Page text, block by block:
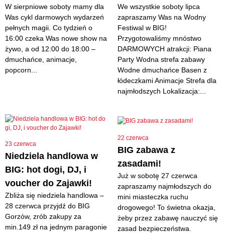
W sierpniowe soboty mamy dla
Was cykl darmowych wydarzeń
pełnych magii. Co tydzień o
16:00 czeka Was nowe show na
żywo, a od 12:00 do 18:00 –
dmuchańce, animacje,
popcorn...
We wszystkie soboty lipca
zapraszamy Was na Wodny
Festiwal w BIG!
Przygotowaliśmy mnóstwo
DARMOWYCH atrakcji: Piana
Party Wodna strefa zabawy
Wodne dmuchańce Basen z
łódeczkami Animacje Strefa dla
najmłodszych Lokalizacja:...
23 czerwca
Niedziela handlowa w
BIG: hot dogi, DJ, i
voucher do Zajawki!
Zbliża się niedziela handlowa –
28 czerwca przyjdź do BIG
Gorzów, zrób zakupy za
min.149 zł na jednym paragonie
22 czerwca
BIG zabawa z
zasadami!
Już w sobotę 27 czerwca
zapraszamy najmłodszych do
mini miasteczka ruchu
drogowego! To świetna okazja,
żeby przez zabawę nauczyć się
zasad bezpieczeństwa.